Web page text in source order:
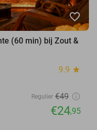
favorite_border
(60 min) bij Zout &
9.9 star
Regulier €49
€24,95